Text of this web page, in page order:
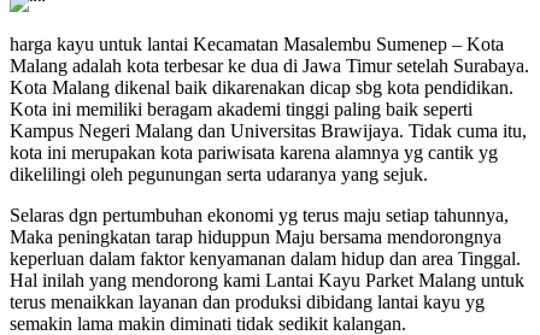
harga kayu untuk lantai Kecamatan Masalembu Sumenep – Kota
Malang adalah kota terbesar ke dua di Jawa Timur setelah Surabaya.
Kota Malang dikenal baik dikarenakan dicap sbg kota pendidikan.
Kota ini memiliki beragam akademi tinggi paling baik seperti
Kampus Negeri Malang dan Universitas Brawijaya. Tidak cuma itu,
kota ini merupakan kota pariwisata karena alamnya yg cantik yg
dikelilingi oleh pegunungan serta udaranya yang sejuk.
Selaras dgn pertumbuhan ekonomi yg terus maju setiap tahunnya,
Maka peningkatan tarap hiduppun Maju bersama mendorongnya
keperluan dalam faktor kenyamanan dalam hidup dan area Tinggal.
Hal inilah yang mendorong kami Lantai Kayu Parket Malang untuk
terus menaikkan layanan dan produksi dibidang lantai kayu yg
semakin lama makin diminati tidak sedikit kalangan.